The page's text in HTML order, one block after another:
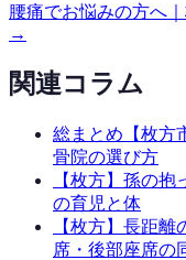
腰痛でお悩みの方へ
→
関連コラム
総まとめ 【枚
骨院の選び方
【枚方】孫の
の育児と体
【枚方】長距
席・後部座席の